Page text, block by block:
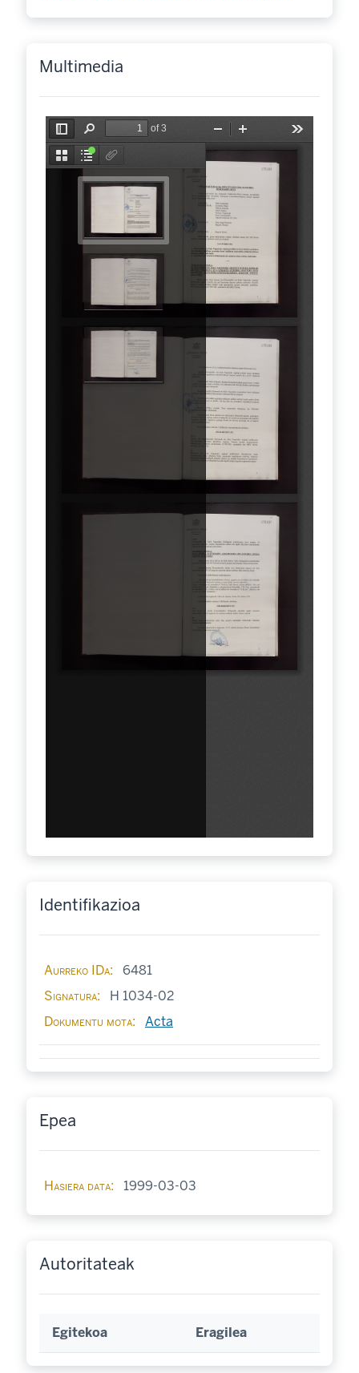
Multimedia
Identifikazioa
Aurreko IDa
6481
Signatura
H 1034-02
Dokumentu mota
Acta
Epea
Hasiera data 1999-03-03
Autoritateak
Egitekoa Eragilea